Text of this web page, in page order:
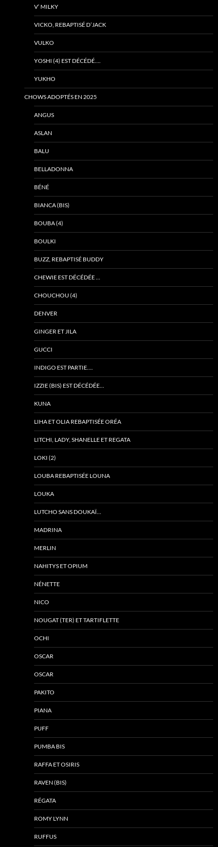
V’ MILKY
VICKO, REBAPTISÉ D’JACK
VULKO
YOSHI (4) EST DÉCÉDÉ….
YUKHO
CHOWS ADOPTÉS EN 2025
ANGUS
ASLAN
BALU
BELLADONNA
BÉNÉ
BIANCA (BIS)
BOUBA (4)
BOULKI
BUZZ, REBAPTISÉ BUDDY
CHEWIE EST DÉCÉDÉE …
CHOUCHOU (4)
DENVER
GINGER ET JILA
GUCCI
INDIGO EST PARTIE….
IZZIE (BIS) EST DÉCÉDÉE…
KUNA
LIHA ET OLIA REBAPTISÉE ORÉA
LITCHI, LADY, SHANELLE ET REGATA
LOKI (2)
LOUBA REBAPTISÉE LOUNA
LOUKA
LUTCHO SANS DOUKAÏ…
MADRINA
MERLIN
NAHITYS ET OPIUM
NÉNETTE
NICO
NOUGAT (TER) ET TARTIFLETTE
OCHI
OSCAR
OSCAR
PAKITO
PIANA
PUFF
PUMBA BIS
RAFFA ET OSIRIS
RAVEN (BIS)
RÉGATA
ROMY LYNN
RUFFUS